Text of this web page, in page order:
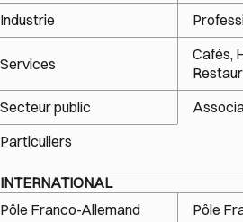
Industrie
Services
Cafés,
Secteur public
Particuliers
INTERNATIONAL
Pôle Franco-Allemand
Pôle